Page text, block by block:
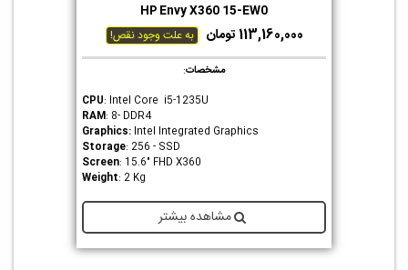
HP Envy X360 15-EW0
113,160,000 تومان به علت وجود نقص!
مشخصات:
CPU: Intel Core i5-1235U
RAM: 8- DDR4
Graphics: Intel Integrated Graphics
Storage: 256 - SSD
Screen: 15.6" FHD X360
Weight: 2 Kg
مشاهده بیشتر